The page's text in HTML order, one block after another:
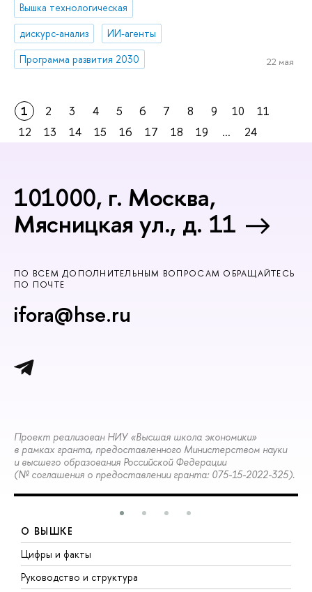
Вышка технологическая
дискурс-анализ
ИИ-агенты
Программа развития 2030
22 мая
1 2 3 4 5 6 7 8 9 10
11
12
13 14 15 16 17 18 19 ... 24
101000, г. Москва,
Мясницкая ул., д. 11
ПО ВСЕМ ДОПОЛНИТЕЛЬНЫМ ВОПРОСАМ ОБРАЩАЙТЕСЬ
ПО ПОЧТЕ
ifora@hse.ru
Проект реализован НИУ «Высшая школа экономики»
в рамках гранта, предоставленного Министерством науки
и высшего образования Российской Федерации
(№ соглашения о предоставлении гранта: 075-15-2022-325).
О ВЫШКЕ
Цифры и факты
Руководство и структура